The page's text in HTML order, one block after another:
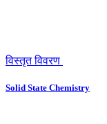
विस्तृत विवरण
Solid State Chemistry